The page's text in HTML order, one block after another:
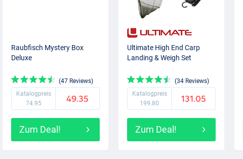
Raubfisch Mystery Box
Deluxe
(47 Reviews)
Katalogpreis
74.95
49.35
Zum Deal!
Ultimate High End Carp
Landing & Weigh Set
(34 Reviews)
Katalogpreis
199.80
131.05
Zum Deal!